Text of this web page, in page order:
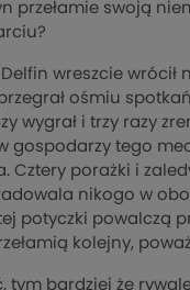
przełamie swoją
Delfin wreszcie
ośmiu
wygrał i trzy razy
gospodarzy tego
Cztery porażki i
nikogo w
potyczki powalczą
kolejny,
tym bardziej że